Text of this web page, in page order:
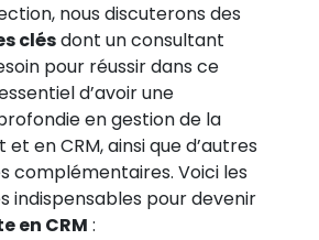
nous discuterons des
clésdont un consultant
pour réussir dans ce
d’avoir une
en gestion de la
en CRM, ainsi que d’autres
complémentaires. Voici les
indispensables pour devenir
en CRM :